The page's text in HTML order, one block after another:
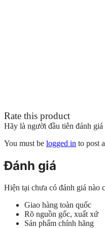
Rate this product
Hãy là người đầu tiên đánh
You must be logged in to post
Đánh giá
Hiện tại chưa có đánh giá nào
Giao hàng toàn quốc
Rõ nguồn gốc, xuất xứ
Sản phẩm chính hãng